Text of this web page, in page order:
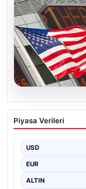
04.08.2026
FED faiz
Nisan ayı faiz
Piyasa Verileri
USD
EUR
ALTIN